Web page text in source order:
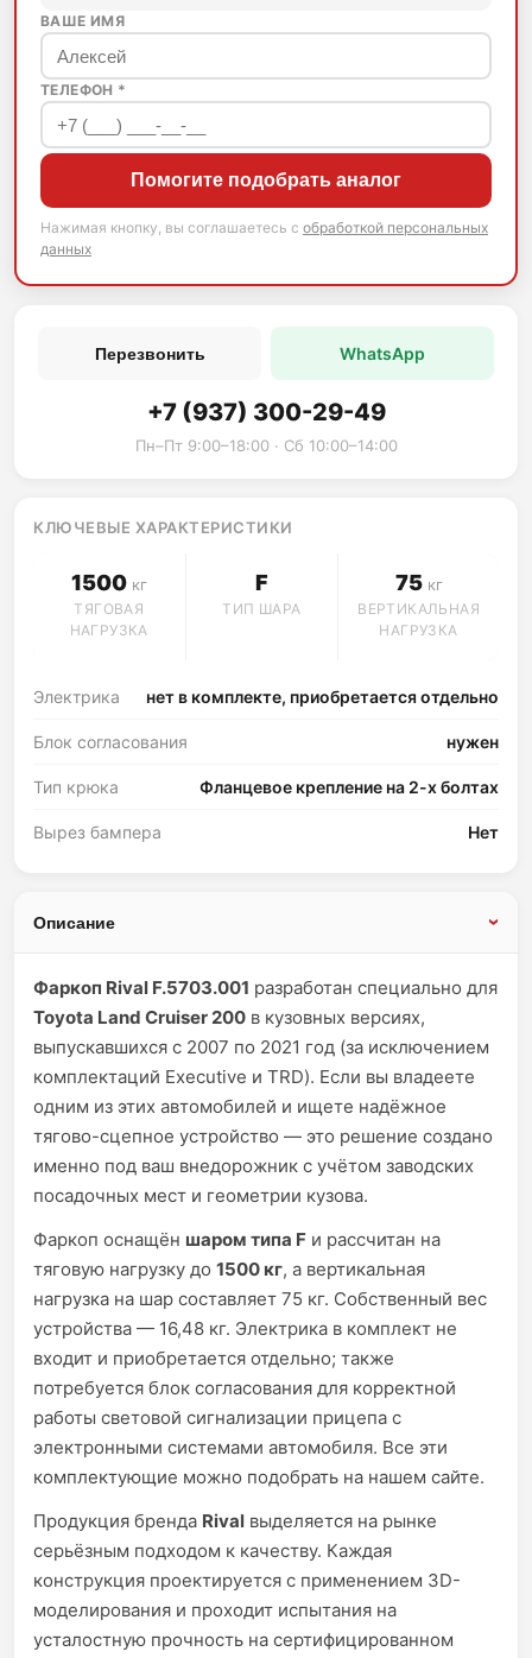
КЛЮЧЕВЫЕ ХАРАКТЕРИСТИКИ
1500кг
ТЯГОВАЯ
НАГРУЗКА
F
ТИП ШАРА
75кг
ВЕРТИКАЛЬНАЯ
НАГРУЗКА
Электрика нет в комплекте, приобретается отдельно
Блок согласования нужен
Тип крюка Фланцевое крепление на 2-х болтах
Вырез бампера Нет
Описание
Фаркоп Rival F.5703.001 разработан специально для
Toyota Land Cruiser 200 в кузовных версиях,
выпускавшихся с 2007 по 2021 год (за исключением
комплектаций Executive и TRD). Если вы владеете
одним из этих автомобилей и ищете надёжное
тягово-сцепное устройство — это решение создано
именно под ваш внедорожник с учётом заводских
посадочных мест и геометрии кузова.
Фаркоп оснащён шаром типа F и рассчитан на
тяговую нагрузку до 1500 кг, а вертикальная
нагрузка на шар составляет 75 кг. Собственный вес
устройства — 16,48 кг. Электрика в комплект не
входит и приобретается отдельно; также
потребуется блок согласования для корректной
работы световой сигнализации прицепа с
электронными системами автомобиля. Все эти
комплектующие можно подобрать на нашем сайте.
Продукция бренда Rival выделяется на рынке
серьёзным подходом к качеству. Каждая
конструкция проектируется с применением 3D-
моделирования и проходит испытания на
усталостную прочность на сертифицированном
ВАШЕ ИМЯ
ТЕЛЕФОН *
Помогите подобрать аналог
Нажимая кнопку, вы соглашаетесь с обработкой персональных
данных
Перезвонить WhatsApp
+7 (937) 300-29-49
Пн–Пт 9:00–18:00 · Сб 10:00–14:00